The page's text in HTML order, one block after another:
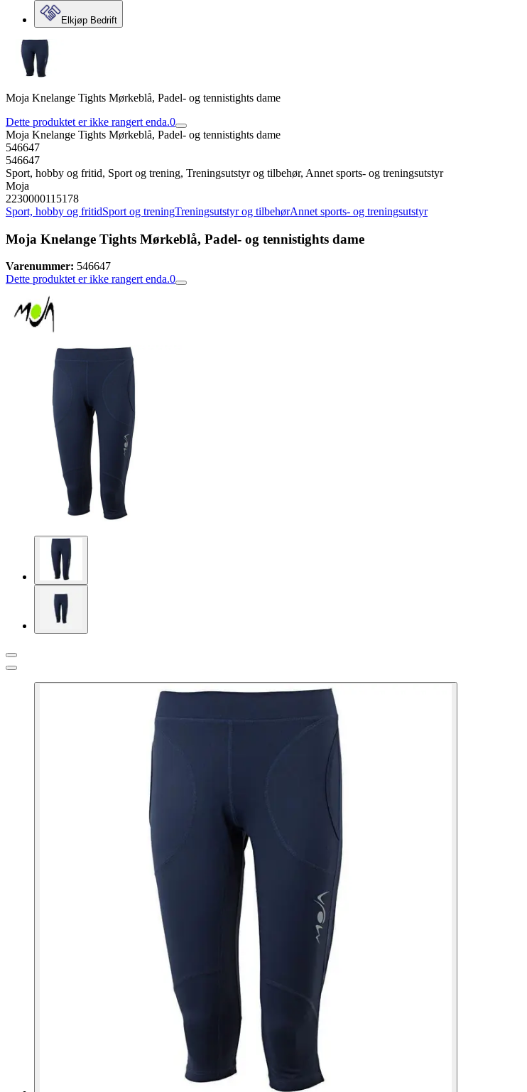
Elkjøp Bedrift
Moja Knelange Tights Mørkeblå, Padel- og tennistights dame
Dette produktet er ikke rangert enda.0
Moja Knelange Tights Mørkeblå, Padel- og tennistights dame
546647
546647
Sport, hobby og fritid, Sport og trening, Treningsutstyr og tilbehør, Annet sports- og treningsutstyr
Moja
2230000115178
Sport, hobby og fritidSport og treningTreningsutstyr og tilbehørAnnet sports- og treningsutstyr
Moja Knelange Tights Mørkeblå, Padel- og tennistights dame
Varenummer: 546647
Dette produktet er ikke rangert enda.0